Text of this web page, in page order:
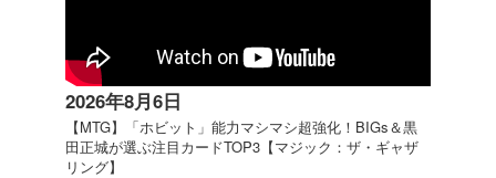
2026年8月6日
【MTG】「ホビット」能力マシマシ超強化！BIGs＆黒
田正城が選ぶ注目カードTOP3【マジック：ザ・ギャザ
リング】